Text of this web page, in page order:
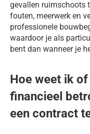
gevallen ruimschoots
fouten, meerwerk en
professionele
waardoor je als
bent dan wanneer je
Hoe weet ik
financieel
een contract